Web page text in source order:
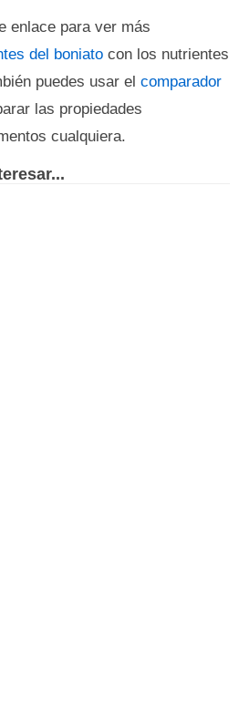
enlace para ver más
del boniato con los nutrientes
puedes usar el comparador
las propiedades
cualquiera.